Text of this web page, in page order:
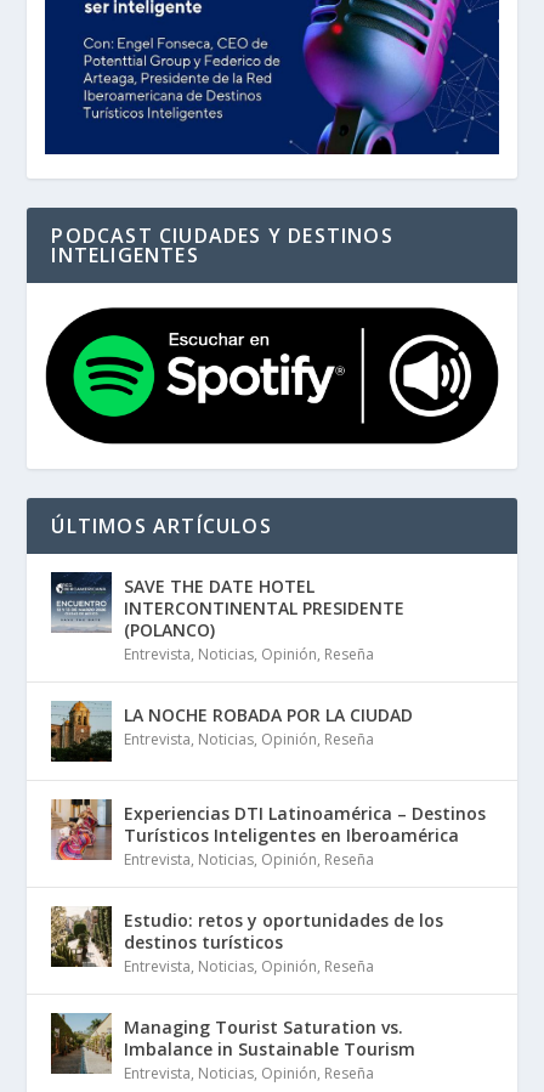
PODCAST CIUDADES Y DESTINOS
INTELIGENTES
ÚLTIMOS ARTÍCULOS
SAVE THE DATE HOTEL
INTERCONTINENTAL PRESIDENTE
(POLANCO)
Entrevista, Noticias, Opinión, Reseña
LA NOCHE ROBADA POR LA CIUDAD
Entrevista, Noticias, Opinión, Reseña
Experiencias DTI Latinoamérica – Destinos
Turísticos Inteligentes en Iberoamérica
Entrevista, Noticias, Opinión, Reseña
Estudio: retos y oportunidades de los
destinos turísticos
Entrevista, Noticias, Opinión, Reseña
Managing Tourist Saturation vs.
Imbalance in Sustainable Tourism
Entrevista, Noticias, Opinión, Reseña